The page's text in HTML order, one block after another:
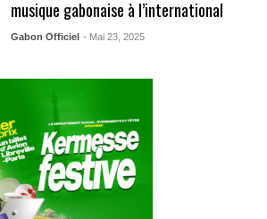
musique gabonaise à l’international
Gabon Officiel - Mai 23, 2025